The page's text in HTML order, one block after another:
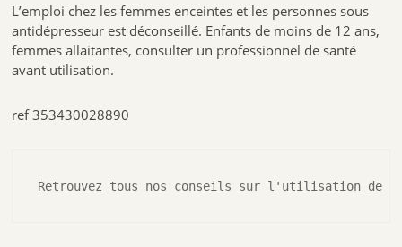
L’emploi chez les femmes enceintes et les personnes sous
antidépresseur est déconseillé. Enfants de moins de 12 ans,
femmes allaitantes, consulter un professionnel de santé
avant utilisation.
ref 353430028890
Retrouvez tous nos conseils sur l'utilisation de